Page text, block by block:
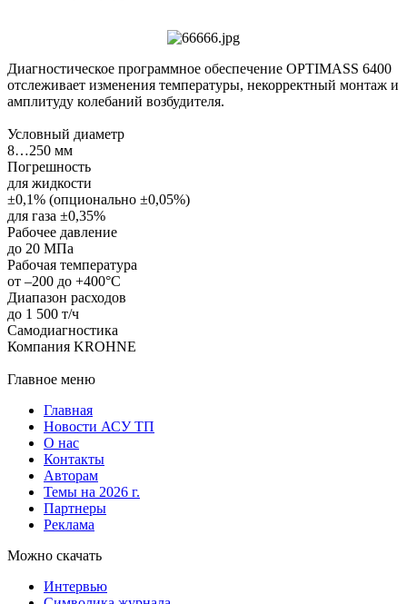
Диагностическое программное обеспечение OPTIMASS 6400
отслеживает изменения температуры, некорректный монтаж и
амплитуду колебаний возбудителя.
Условный диаметр
8…250 мм
Погрешность
для жидкости
±0,1% (опционально ±0,05%)
для газа ±0,35%
Рабочее давление
до 20 МПа
Рабочая температура
от –200 до +400°С
Диапазон расходов
до 1 500 т/ч
Самодиагностика
Компания KROHNE
Главное меню
Главная
Новости АСУ ТП
О нас
Контакты
Авторам
Темы на 2026 г.
Партнеры
Реклама
Можно скачать
Интервью